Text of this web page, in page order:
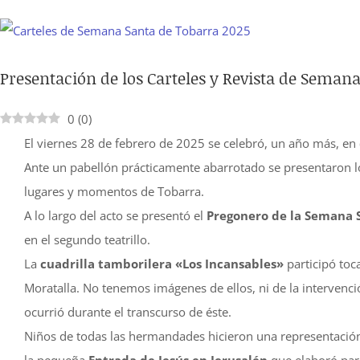
Ver
más
Presentación de los Carteles y Revista de
0 (0)
El viernes 28 de febrero de 2025 se celebró, un año más,
Ante un pabellón prácticamente abarrotado se
lugares y momentos de Tobarra.
A lo largo del acto se presentó el Pregonero de la
en el segundo teatrillo.
La cuadrilla tamborilera «Los Incansables»participó
Moratalla. No tenemos imágenes de ellos, ni de la
ocurrió durante el transcurso de éste.
Niños de todas las hermandades hicieron una